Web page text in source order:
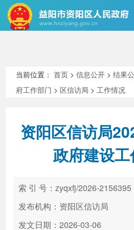
新闻中心
政务服务
高效办成一件事
当前位置：首页 >信息公开 >结果
府工作部门 > 区信访局 >工作情况
资阳区信访局
政府建设
索 引 号：zyqxfj/2026-2156395
发布机构：资阳区信访局
发文日期：2026-03-06